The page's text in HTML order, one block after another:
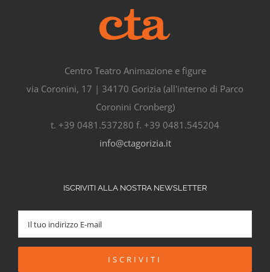
Centro Teatro Animazione e figure
via Coronini, 17 | 34170 Gorizia (all'interno di Parco
Coronini Cronberg)
t. +39 0481.537280 f. +39 0481.545204
info@ctagorizia.it
ISCRIVITI ALLA NOSTRA NEWSLETTER